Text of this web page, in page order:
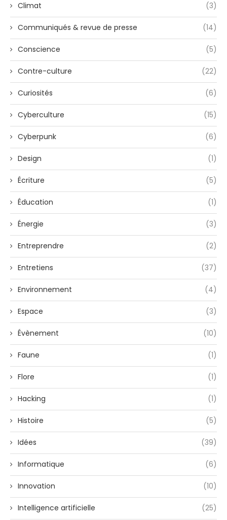
Climat (3)
Communiqués & revue de presse (14)
Conscience (5)
Contre-culture (22)
Curiosités (6)
Cyberculture (15)
Cyberpunk (6)
Design (1)
Écriture (5)
Éducation (1)
Énergie (3)
Entreprendre (2)
Entretiens (37)
Environnement (4)
Espace (3)
Évènement (10)
Faune (1)
Flore (1)
Hacking (1)
Histoire (5)
Idées (39)
Informatique (6)
Innovation (10)
Intelligence artificielle (25)